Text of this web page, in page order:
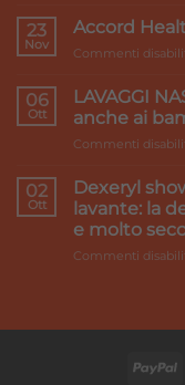
23
Nov
Accord
Commenti
06
Ott
LAVAGGI
anche ai
Commenti
02
Ott
Dexeryl
lavante: la
e molto
Commenti